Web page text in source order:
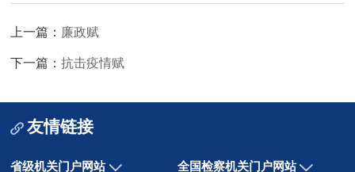
上一篇： 廉政赋
下一篇：抗击疫情赋
友情链接
省级机关门户网站 全国检察机关门户网站